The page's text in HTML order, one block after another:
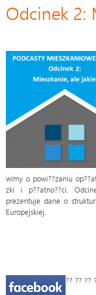
Odcinek 2:
wimy o powi??zaniu
zki i p??atno??ci.
prezentuje dane o
Europejskiej.
?? ?? ??